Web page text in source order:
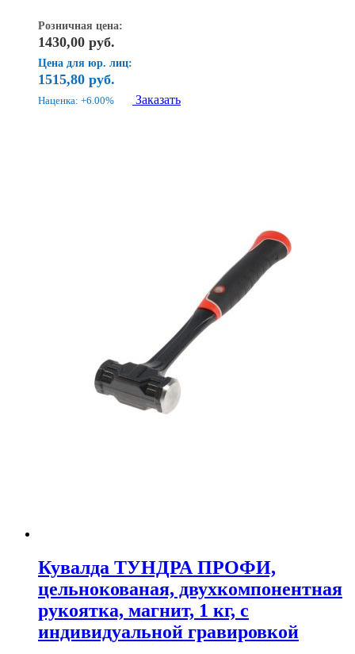
Розничная цена:
1430,00 руб.
Цена для юр. лиц:
1515,80 руб.
Наценка: +6.00% Заказать
Кувалда ТУНДРА ПРОФИ,
цельнокованая, двухкомпонентная
рукоятка, магнит, 1 кг, с
индивидуальной гравировкой